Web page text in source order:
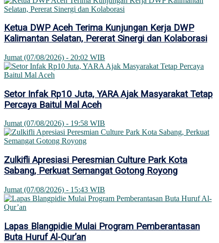
Ketua DWP Aceh Terima Kunjungan Kerja DWP
Kalimantan Selatan, Pererat Sinergi dan Kolaborasi
Jumat (07/08/2026) - 20:02 WIB
Setor Infak Rp10 Juta, YARA Ajak Masyarakat Tetap
Percaya Baitul Mal Aceh
Jumat (07/08/2026) - 19:58 WIB
Zulkifli Apresiasi Peresmian Culture Park Kota
Sabang, Perkuat Semangat Gotong Royong
Jumat (07/08/2026) - 15:43 WIB
Lapas Blangpidie Mulai Program Pemberantasan
Buta Huruf Al-Qur’an